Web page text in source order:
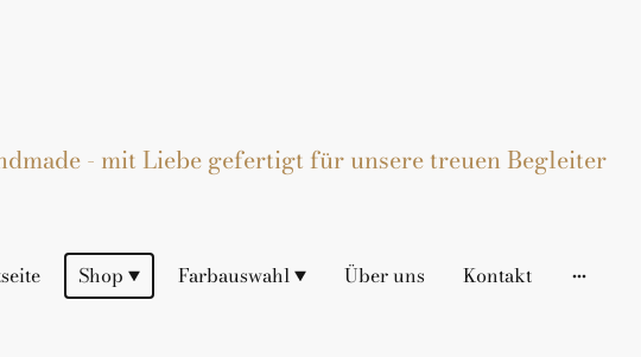
- mit Liebe gefertigt für unsere treuen Begleiter
Shop Farbauswahl Über uns Kontakt